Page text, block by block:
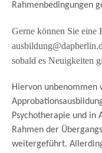
Rahmenbedingungen
Gerne können Sie eine
sobald es Neuigkeiten
Hiervon
Psychotherapie und in
Rahmen der
weitergeführt.